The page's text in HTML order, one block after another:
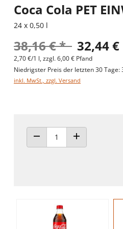
Coca Cola PET
24 x 0,50 l
38,16 € * 32,44 €
2,70 €/1 l, zzgl. 6,00 € Pfand
Niedrigster Preis der letzten 30 Tage:
inkl. MwSt., zzgl. Versand
ANZAHL VERRINGERNANZAHL ERHÖHEN